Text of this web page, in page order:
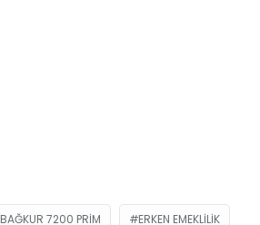
BAĞKUR 7200 PRIM ERKEN EMEKLILIK